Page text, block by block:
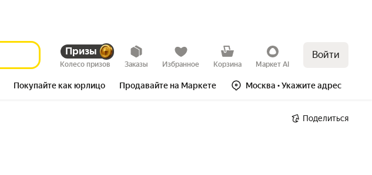
Призы
Колесо призов Заказы Избранное Корзина Маркет AI
Войти
Покупайте как юрлицо Продавайте на Маркете Москва • Укажите адрес
Поделиться